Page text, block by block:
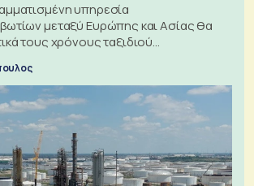
υπηρεσία
μεταξύ Ευρώπης και Ασίας θα
τους χρόνους ταξιδιού
την Αρκτική ως πλωτή οδό